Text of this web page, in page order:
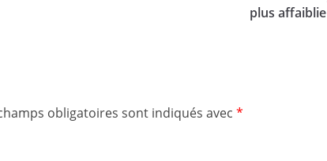
plus affaiblie
obligatoires sont indiqués avec *
NEWSLET